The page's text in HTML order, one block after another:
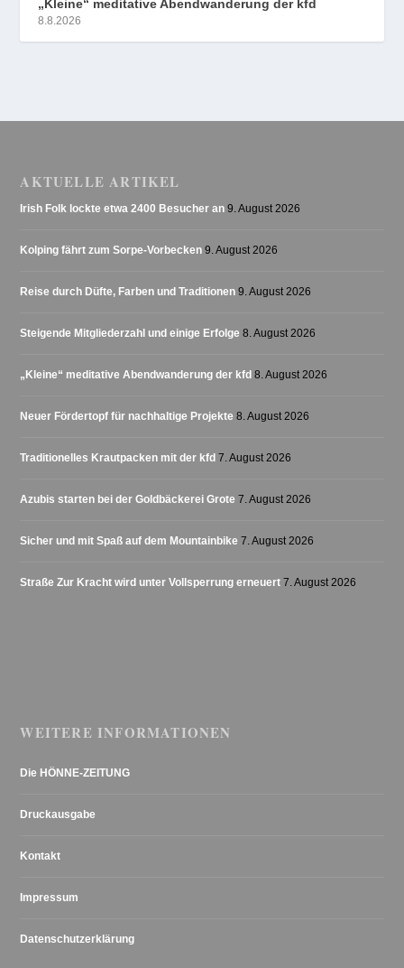
„Kleine“ meditative Abendwanderung der kfd
8.8.2026
AKTUELLE ARTIKEL
Irish Folk lockte etwa 2400 Besucher an 9. August 2026
Kolping fährt zum Sorpe-Vorbecken 9. August 2026
Reise durch Düfte, Farben und Traditionen 9. August 2026
Steigende Mitgliederzahl und einige Erfolge 8. August 2026
„Kleine“ meditative Abendwanderung der kfd 8. August 2026
Neuer Fördertopf für nachhaltige Projekte 8. August 2026
Traditionelles Krautpacken mit der kfd 7. August 2026
Azubis starten bei der Goldbäckerei Grote 7. August 2026
Sicher und mit Spaß auf dem Mountainbike 7. August 2026
Straße Zur Kracht wird unter Vollsperrung erneuert 7. August 2026
WEITERE INFORMATIONEN
Die HÖNNE-ZEITUNG
Druckausgabe
Kontakt
Impressum
Datenschutzerklärung